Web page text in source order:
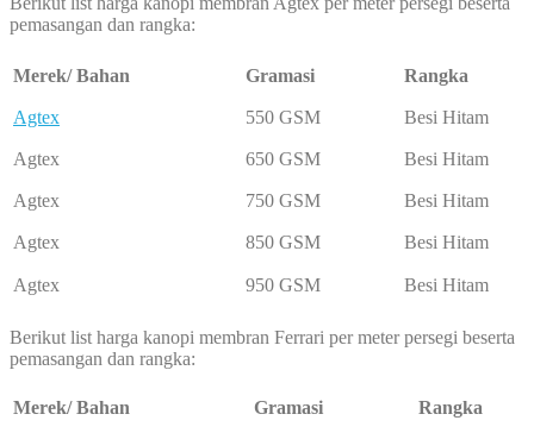
pemasangan dan rangka:
Merek/ Bahan Gramasi Rangka
Agtex 550 GSM Besi Hitam
Agtex 650 GSM Besi Hitam
Agtex 750 GSM Besi Hitam
Agtex 850 GSM Besi Hitam
Agtex 950 GSM Besi Hitam
Berikut list harga kanopi membran Ferrari per meter persegi beserta
pemasangan dan rangka:
Merek/ Bahan Gramasi
Rangka